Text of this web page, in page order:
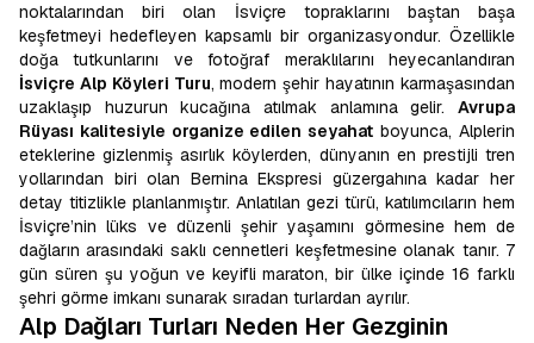
noktalarından biri olan İsviçre topraklarını baştan başa
keşfetmeyi hedefleyen kapsamlı bir organizasyondur. Özellikle
doğa tutkunlarını ve fotoğraf meraklılarını heyecanlandıran
İsviçre Alp Köyleri Turu, modern şehir hayatının karmaşasından
uzaklaşıp huzurun kucağına atılmak anlamına gelir. Avrupa
Rüyası kalitesiyle organize edilen seyahat boyunca, Alplerin
eteklerine gizlenmiş asırlık köylerden, dünyanın en prestijli tren
yollarından biri olan Bernina Ekspresi güzergahına kadar her
detay titizlikle planlanmıştır. Anlatılan gezi türü, katılımcıların hem
İsviçre’nin lüks ve düzenli şehir yaşamını görmesine hem de
dağların arasındaki saklı cennetleri keşfetmesine olanak tanır. 7
gün süren şu yoğun ve keyifli maraton, bir ülke içinde 16 farklı
şehri görme imkanı sunarak sıradan turlardan ayrılır.
Alp Dağları Turları Neden Her Gezginin